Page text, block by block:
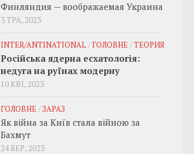
Финляндия — воображаемая Украина
3 ТРА, 2023
INTER/ANTINATIONAL/ГОЛОВНЕ/ТЕОРИЯ
Російська ядерна есхатологія:
недуга на руїнах модерну
10 КВІ, 2023
ГОЛОВНЕ/ЗАРАЗ
Як війна за Київ стала війною за
Бахмут
24 БЕР, 2023